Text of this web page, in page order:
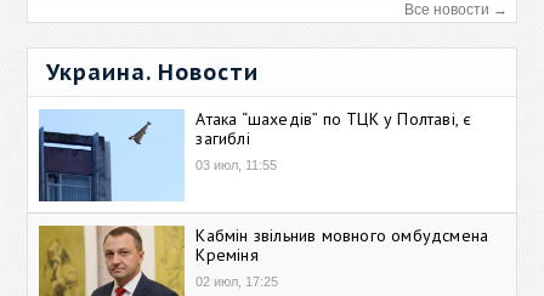
Все новости →
Украина. Новости
Атака “шахедів” по ТЦК у Полтаві, є
загиблі
03 июл, 11:55
Кабмін звільнив мовного омбудсмена
Креміня
02 июл, 17:25